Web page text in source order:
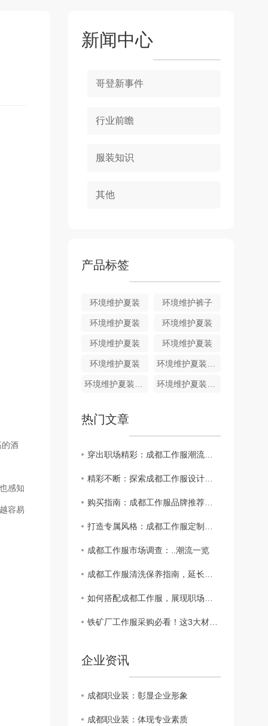
酒
感知
容易
新闻中心
哥登新事件
行业前瞻
服装知识
其他
产品标签
环境维护夏装 环境维护裤子
环境维护夏装 环境维护夏装
环境维护夏装 环境维护夏装
环境维护夏装 环境维护夏装HJ011
环境维护夏装HJ010 环境维护夏装HJ009
热门文章
穿出职场精彩：成都工作服潮流趋势分析
精彩不断：探索成都工作服设计师的创意..
购买指南：成都工作服品牌推荐大揭秘
打造专属风格：成都工作服定制攻略
成都工作服市场调查：..潮流一览
成都工作服清洗保养指南，延长使用寿命
如何搭配成都工作服，展现职场精彩
铁矿厂工作服采购必看！这3大材质误区，害了多少企业？?
企业资讯
成都职业装：彰显企业形象
成都职业装：体现专业素质